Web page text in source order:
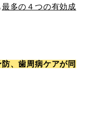
最多の４つの有効成
、歯周病ケアが同